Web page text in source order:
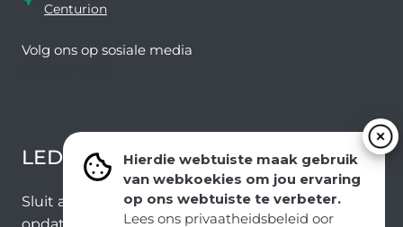
Hierdie webtuiste maak gebruik
van webkoekies om jou ervaring
op ons webtuiste te verbeter.
Lees ons privaatheidsbeleid oor
Centurion
Volg ons ​​op sosiale media
LEDEVOORDELE NUUSBRIEF
Sluit aan by ons e-poslys om die nuutste nuus en